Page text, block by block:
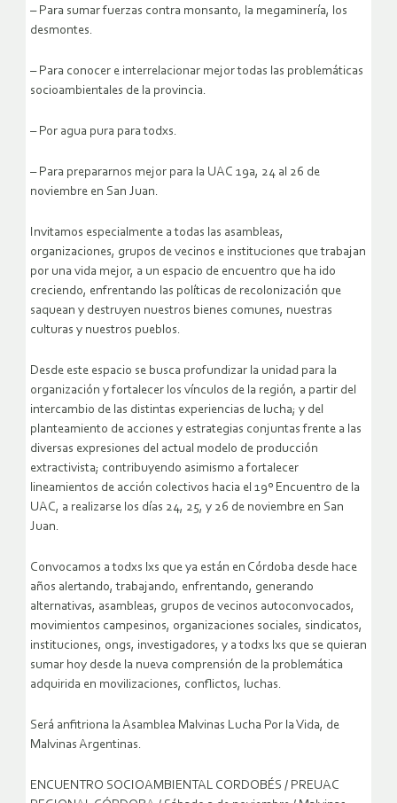
– Para sumar fuerzas contra monsanto, la megaminería, los
desmontes.
– Para conocer e interrelacionar mejor todas las problemáticas
socioambientales de la provincia.
– Por agua pura para todxs.
– Para prepararnos mejor para la UAC 19a, 24 al 26 de
noviembre en San Juan.
Invitamos especialmente a todas las asambleas,
organizaciones, grupos de vecinos e instituciones que trabajan
por una vida mejor, a un espacio de encuentro que ha ido
creciendo, enfrentando las políticas de recolonización que
saquean y destruyen nuestros bienes comunes, nuestras
culturas y nuestros pueblos.
Desde este espacio se busca profundizar la unidad para la
organización y fortalecer los vínculos de la región, a partir del
intercambio de las distintas experiencias de lucha; y del
planteamiento de acciones y estrategias conjuntas frente a las
diversas expresiones del actual modelo de producción
extractivista; contribuyendo asimismo a fortalecer
lineamientos de acción colectivos hacia el 19º Encuentro de la
UAC, a realizarse los días 24, 25, y 26 de noviembre en San
Juan.
Convocamos a todxs lxs que ya están en Córdoba desde hace
años alertando, trabajando, enfrentando, generando
alternativas, asambleas, grupos de vecinos autoconvocados,
movimientos campesinos, organizaciones sociales, sindicatos,
instituciones, ongs, investigadores, y a todxs lxs que se quieran
sumar hoy desde la nueva comprensión de la problemática
adquirida en movilizaciones, conflictos, luchas.
Será anfitriona la Asamblea Malvinas Lucha Por la Vida, de
Malvinas Argentinas.
ENCUENTRO SOCIOAMBIENTAL CORDOBÉS / PREUAC